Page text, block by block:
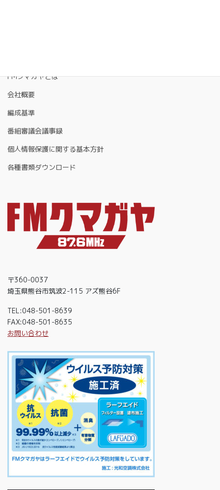
FMクマガヤとは
会社概要
編成基準
番組審議会議事録
個人情報保護に関する基本方針
各種書類ダウンロード
〒360-0037
埼玉県熊谷市筑波2-115 アズ熊谷6F
TEL:048-501-8639
FAX:048-501-8635
お問い合わせ